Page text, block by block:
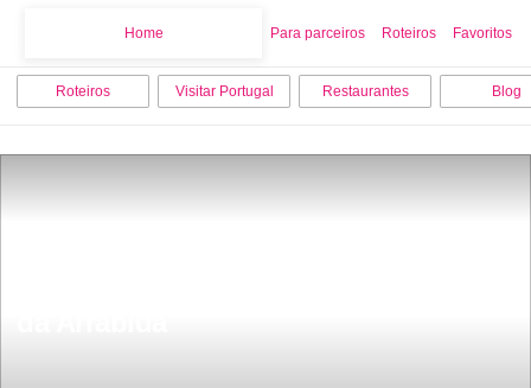
Home Para parceiros Roteiros Favoritos
Roteiros Visitar Portugal Restaurantes Blog